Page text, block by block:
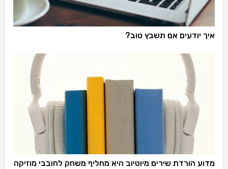
איך יודעים אם תשבץ טוב?
מדוע הורדת שירים מיוטיוב היא מחליף משחק לחובבי מוזיקה